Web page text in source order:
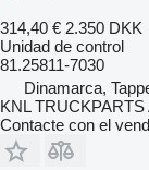
314,40 € 2.350 DKK
Unidad de control
81.25811-7030
Dinamarca,
KNL
Contacte con el